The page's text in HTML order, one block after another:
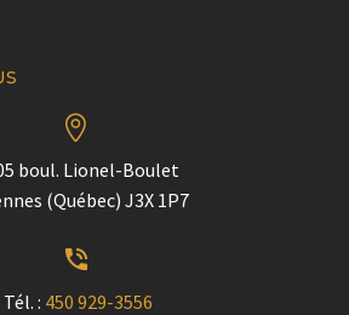


boul. Lionel-Boulet
(Québec) J3X 1P7


Tél. : 450 929-3556